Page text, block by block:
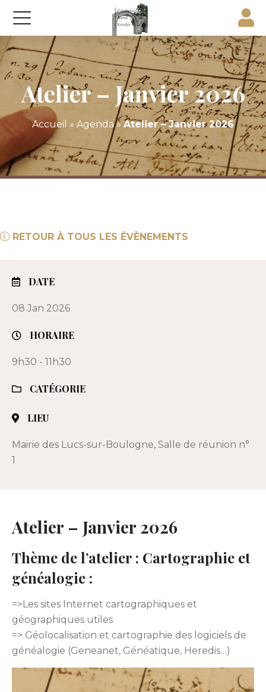
Atelier – Janvier 2026
Accueil » Agenda» Atelier – Janvier 2026
RETOUR À TOUS LES ÉVÈNEMENTS
DATE
08 Jan 2026
HORAIRE
9h30 - 11h30
CATÉGORIE
LIEU
Mairie des Lucs-sur-Boulogne, Salle de réunion n°
1
Atelier – Janvier 2026
Thème de l’atelier : Cartographie et
généalogie :
=>Les sites Internet cartographiques et
géographiques utiles
=> Géolocalisation et cartographie des logiciels de
généalogie (Geneanet, Généatique, Heredis…)